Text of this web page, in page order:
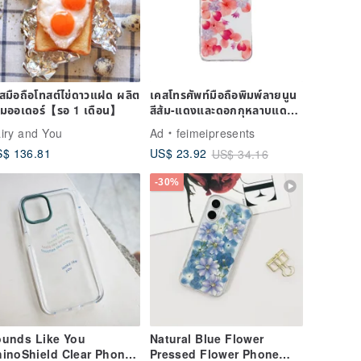
มือถือโทสต์ไข่ดาวแฝด ผลิต
ออเดอร์【รอ 1 เดือน】
and You
136.81
เคสโทรศัพท์มือถือพิมพ์ลายนูน
สีส้ม-แดงและดอกกุหลาบแดง
Sony
Ad
feimeipresents
US$ 23.92 US$ 34.16
Like You
Clear Phone
-30%
Natural Blue Flower
Pressed Flower Phone